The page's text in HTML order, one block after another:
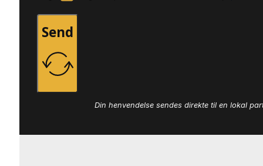
Send
Din henvendelse sendes direkte til en lokal